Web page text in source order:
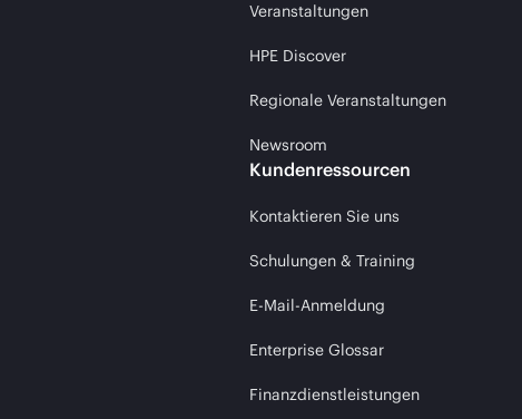
Veranstaltungen
HPE Discover
Regionale Veranstaltungen
Newsroom
Kundenressourcen
Kontaktieren Sie uns
Schulungen & Training
E-Mail-Anmeldung
Enterprise Glossar
Finanzdienstleistungen